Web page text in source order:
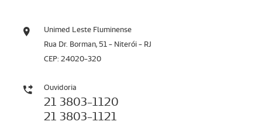
Unimed Leste Fluminense
Rua Dr. Borman, 51 - Niterói - RJ
CEP: 24020-320
Ouvidoria
21 3803-1120
21 3803-1121